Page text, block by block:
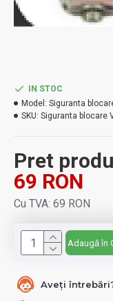
Aveți
Pret
69 RON
Cu TVA: 69 RON
IN STOC
Model: Siguranta
SKU: Siguranta blocare
Adaugă în